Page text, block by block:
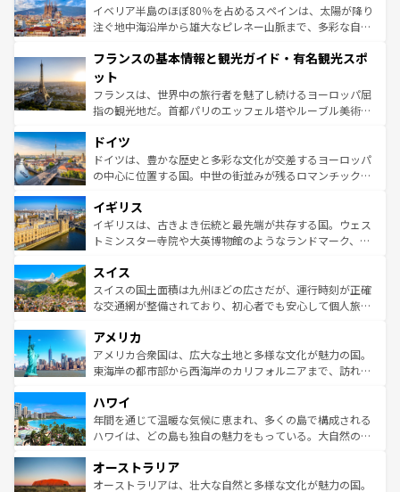
景など、自然景観も見逃せない。観光の合間には、本場の
ピザやパスタなど、絶品のイタリア料理を堪能することも
ませてくれるイタリアで、忘れられない旅をしてみよう！
なお、新着のイタリア情報は
しい。
イベリア半島のほぼ80％を占めるスペインは、太陽が降り
注ぐ地中海沿岸から雄大なピレネー山脈まで、多彩な自然
文化が根付くこの国では、情熱的なフラメンコ、熱気あふ
れる闘牛、そして美味しいタパスが生活の一部となってい
る。首都マドリードの洗練された雰囲気や、バルセロナの
アートに溢れた街角から、地方では古代ローマ遺跡や中世
せる。地方によって風土や気候が異なるスペインはその個
性で訪れる人を魅了する。 なお、新着のスペイン情報は コ
ンテンツ一覧を参照してほしい。
フランスの基本情報と観光ガイド・有名観光スポ
ット
フランスは、世界中の旅行者を魅了し続けるヨーロッパ屈
指の観光地だ。首都パリのエッフェル塔やルーブル美術館
で、幅広い魅力が詰まっている。華麗な宮殿、歴史的な大
聖堂、美しいビーチ、そして豊かな自然が、訪れる者を心
から魅了する。また、フランスは美食の国としても知ら
いる。シャンパンの発祥地であるランス、プロヴァンスの
香り高いラベンダー畑など、多彩な楽しみ方が可能だ。さ
らに、パリ以外の地域にも魅力が溢れており、どの街角に
れる地方に足を運ぶとそれぞれで全く異なる文化を体験で
きるだろう。 なお、新着のフランス情報はコンテンツ一覧
を参照してほしい。
ドイツ
ドイツは、豊かな歴史と多彩な文化が交差するヨーロッパ
の中心に位置する国。中世の街並みが残るロマンチック街
顔を持つこの国は、どこを歩いても飽きることがない。ベ
ルリンの文化的活気、バイエルン州のアルプスの絶景、そ
してライン川沿いのワイン畑といった風景は必見。ビール
は、お酒好きな人にはぜひ体験してほしい。 なお、新着の
ドイツ情報はコンテンツ一覧を参照してほしい。
イギリス
イギリスは、古きよき伝統と最先端が共存する国。ウェス
トミンスター寺院や大英博物館のようなランドマーク、歴
リアごとに異なる魅力がある。また、優雅なアフタヌーン
ティー、ビール好きにはたまらない英国パブ、サッカー観
戦など、本場だからこそできる体験も豊富。イギリスを旅
ンツ一覧を参照してほしい。
スイス
スイスの国土面積は九州ほどの広さだが、運行時刻が正確
な交通網が整備されており、初心者でも安心して個人旅行
の建物がそのまま残る町や、スイスならではのユニークな
博物館もあり、アルプス観光だけでなく町歩きも満喫する
ことができる。国民の所得が高いため物価も高いが、旅行
ば市内交通費無料で観光を楽しむこともできる。 なお、新
着のスイス情報はコンテンツ一覧 を参照してほしい。
アメリカ
アメリカ合衆国は、広大な土地と多様な文化が魅力の国。
東海岸の都市部から西海岸のカリフォルニアまで、訪れる
のような巨大都市は、観光、ショッピング、エンターテイ
ンメントが詰まった刺激的なスポットだ。一方、アメリカ
西部には大自然が広がり、グランドキャニオンやイエロー
部のニューオーリンズでは、音楽と美食が融合した独特の
文化が魅力。旅行者はアメリカの各地域で異なる魅力を楽
ハワイ
年間を通じて温暖な気候に恵まれ、多くの島で構成される
ハワイは、どの島も独自の魅力をもっている。大自然の神
ワイ島は見逃せない。また、定番の観光地といえばオアフ
島だが、静かな自然を求めるならマウイ島やカウアイ島が
オーストラリア
オーストラリアは、壮大な自然と多様な文化が魅力の国。